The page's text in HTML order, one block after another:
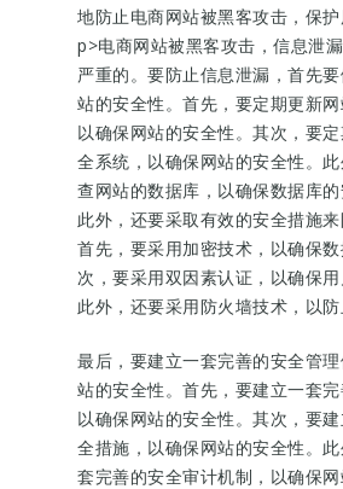
地防止电商网站被黑客攻击，保护
p>电商网站被黑客攻击，信息泄
严重的。要防止信息泄漏，首先
站的安全性。首先，要定期更新网
以确保网站的安全性。其次，要
全系统，以确保网站的安全性。
查网站的数据库，以确保数据库的
此外，还要采取有效的安全措施来
首先，要采用加密技术，以确保
次，要采用双因素认证，以确保用
此外，还要采用防火墙技术，以防
最后，要建立一套完善的安全管
站的安全性。首先，要建立一套完
以确保网站的安全性。其次，要
全措施，以确保网站的安全性。
套完善的安全审计机制，以确保网